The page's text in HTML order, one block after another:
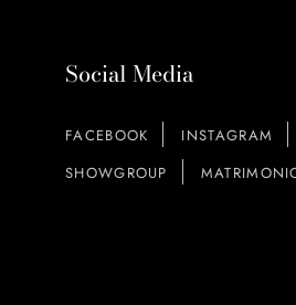
Social Media
FACEBOOK
INSTAGRAM
SHOWGROUP